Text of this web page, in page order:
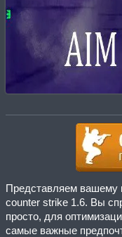
Представляем вашему
counter strike 1.6. Вы
просто, для
самые важные